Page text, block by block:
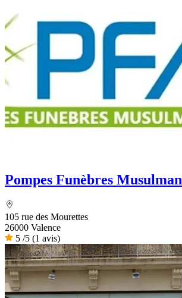
Pompes Funèbres Musulman
105 rue des Mourettes
26000 Valence
5 /5 (1 avis)